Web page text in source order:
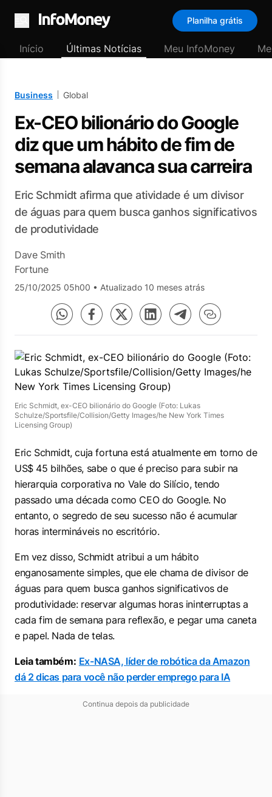
Menu
Planilha grátis
Início Últimas Notícias Meu InfoMoney
Business Global
Ex-CEO bilionário do Google
diz que um hábito de fim de
semana alavanca sua carreira
Eric Schmidt afirma que atividade é um divisor
de águas para quem busca ganhos significativos
de produtividade
Dave Smith
Fortune
25/10/2025 05h00 • Atualizado 10 meses atrás
Eric Schmidt, ex-CEO bilionário do Google (Foto: Lukas
Schulze/Sportsfile/Collision/Getty Images/he New York Times
Licensing Group)
Eric Schmidt, cuja fortuna está atualmente em torno de
US$ 45 bilhões, sabe o que é preciso para subir na
hierarquia corporativa no Vale do Silício, tendo
passado uma década como CEO do Google. No
entanto, o segredo de seu sucesso não é acumular
horas intermináveis no escritório.
Em vez disso, Schmidt atribui a um hábito
enganosamente simples, que ele chama de divisor de
águas para quem busca ganhos significativos de
produtividade: reservar algumas horas ininterruptas a
cada fim de semana para reflexão, e pegar uma caneta
e papel. Nada de telas.
Leia também: Ex-NASA, líder de robótica da Amazon
dá 2 dicas para você não perder emprego para IA
Continua depois da publicidade